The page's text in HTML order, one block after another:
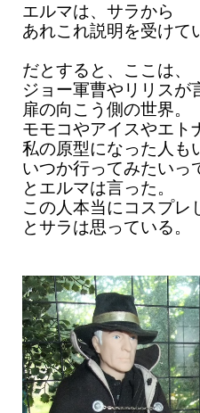
エルマは、サラから
あれこれ説明を受けて
だとすると、ここは、
ジョー軍曹やリリスが
扉の向こう側の世界。
モモコやアイスやエト
私の原型になった人も
いつか行ってみたいっ
とエルマは言った。
この人本当にコスプレ
とサラは思っている。